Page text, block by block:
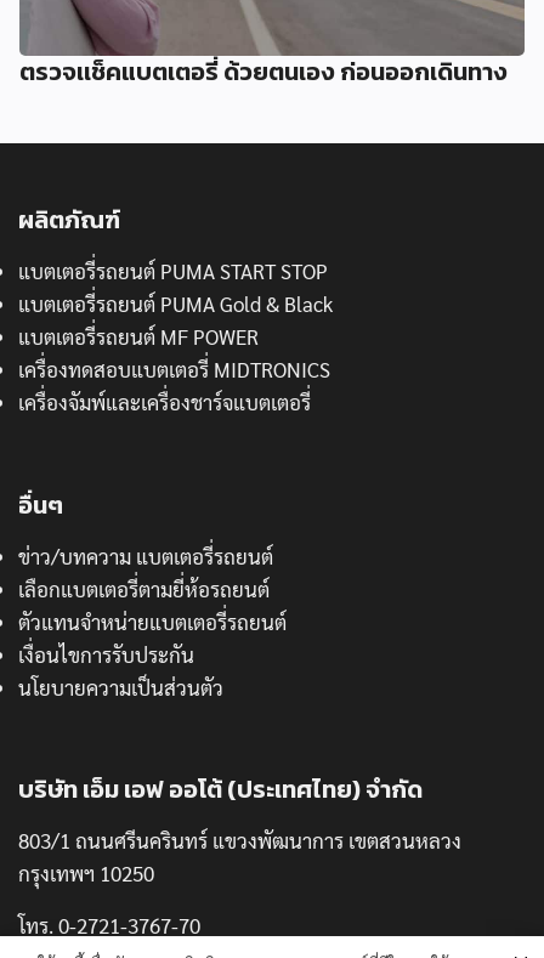
ตรวจเเช็คแบตเตอรี่ ด้วยตนเอง ก่อนออกเดินทาง
ผลิตภัณฑ์
แบตเตอรี่รถยนต์ PUMA START STOP
แบตเตอรี่รถยนต์ PUMA Gold & Black
แบตเตอรี่รถยนต์ MF POWER
เครื่องทดสอบแบตเตอรี่ MIDTRONICS
เครื่องจัมพ์และเครื่องชาร์จแบตเตอรี่
อื่นๆ
ข่าว/บทความ แบตเตอรี่รถยนต์
เลือกแบตเตอรี่ตามยี่ห้อรถยนต์
ตัวแทนจำหน่ายแบตเตอรี่รถยนต์
เงื่อนไขการรับประกัน
นโยบายความเป็นส่วนตัว
บริษัท เอ็ม เอฟ ออโต้ (ประเทศไทย) จำกัด
803/1 ถนนศรีนครินทร์ แขวงพัฒนาการ เขตสวนหลวง
กรุงเทพฯ 10250
โทร. 0-2721-3767-70